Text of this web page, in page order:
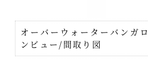
オーバーウォーターバンガ
ンビュー/間取り図